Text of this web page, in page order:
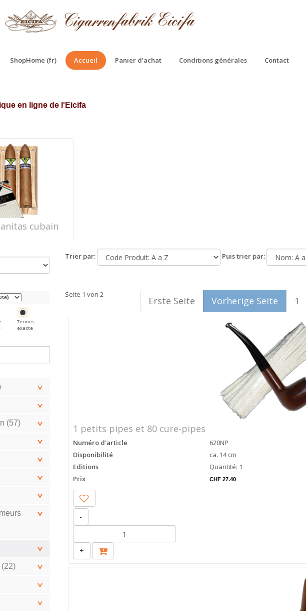
ShopHome (fr) Accueil Panier d'achat Conditions générales Contact
en ligne de l'Eicifa
cubain
Termes
exacte
(57)
Trier par: Puis trier par:
Seite 1 von 2
Erste Seite Vorherige Seite 1
1 petits pipes et 80 cure-pipes
Numéro d'article
620NP
Disponibilité
ca. 14 cm
Editions
Quantité: 1
Prix
CHF 27.40
-
+